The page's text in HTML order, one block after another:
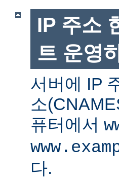
IP 주소
트 운영
서버에 IP
소
퓨터에서
다.